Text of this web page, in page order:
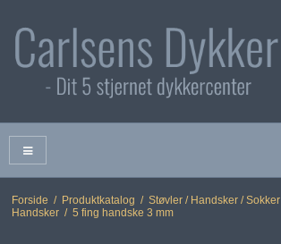
Forside / Produktkatalog / Støvler / Handsker / Sokker
Handsker / 5 fing handske 3 mm